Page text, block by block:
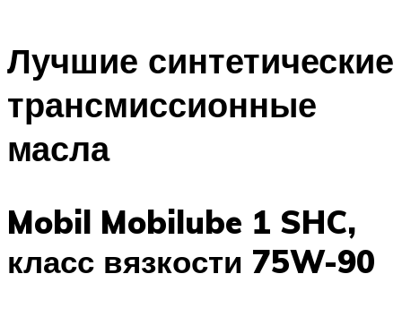
Лучшие синтетические
трансмиссионные
масла
Mobil Mobilube 1 SHC,
класс вязкости 75W-90